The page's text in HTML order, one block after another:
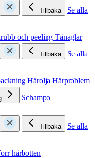
Tillbaka
Se alla
och peeling Tånaglar
Tillbaka
Se alla
Hårolja Hårproblem
Schampo
Tillbaka
Se alla
hårbotten